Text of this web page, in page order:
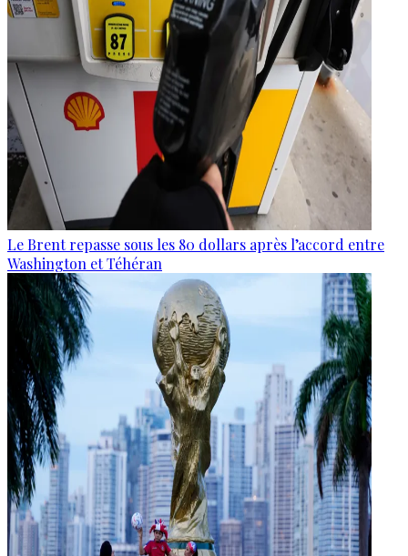
Le Brent repasse sous les 80 dollars après l’accord entre
Washington et Téhéran